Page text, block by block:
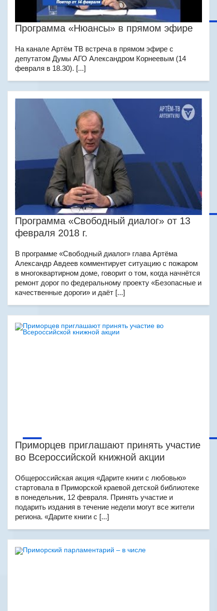
Программа «Нюансы» в прямом эфире
На канале Артём ТВ встреча в прямом эфире с
депутатом Думы АГО Александром Корнеевым (14
февраля в 18.30). [...]
Программа «Свободный диалог» от 13
февраля 2018 г.
В программе «Свободный диалог» глава Артёма
Александр Авдеев комментирует ситуацию с пожаром
в многоквартирном доме, говорит о том, когда начнётся
ремонт дорог по федеральному проекту «Безопасные и
качественные дороги» и даёт [...]
Приморцев приглашают принять участие
во Всероссийской книжной акции
Общероссийская акция «Дарите книги с любовью»
стартовала в Приморской краевой детской библиотеке
в понедельник, 12 февраля. Принять участие и
подарить издания в течение недели могут все жители
региона. «Дарите книги с [...]